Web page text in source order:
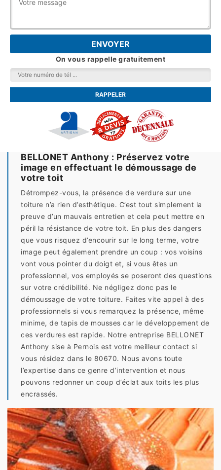
On vous rappelle gratuitement
BELLONET Anthony : Préservez votre
image en effectuant le démoussage de
votre toit
Détrompez-vous, la présence de verdure sur une
toiture n’a rien d’esthétique. C’est tout simplement la
preuve d’un mauvais entretien et cela peut mettre en
péril la résistance de votre toit. En plus des dangers
que vous risquez d’encourir sur le long terme, votre
image peut également prendre un coup : vos voisins
vont vous pointer du doigt et, si vous êtes un
professionnel, vos employés se poseront des questions
sur votre crédibilité. Ne négligez donc pas le
démoussage de votre toiture. Faites vite appel à des
professionnels si vous remarquez la présence, même
minime, de tapis de mousses car le développement de
ces verdures est rapide. Notre entreprise BELLONET
Anthony sise à Pernois est votre meilleur contact si
vous résidez dans le 80670. Nous avons toute
l’expertise dans ce genre d’intervention et nous
pouvons redonner un coup d’éclat aux toits les plus
encrassés.